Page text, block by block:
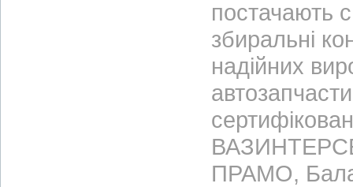
постачають
збиральні
надійних
ПРАМО,